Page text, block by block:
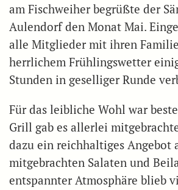
am Fischweiher begrüßte der
Aulendorf den Monat Mai.
alle Mitglieder mit ihren
herrlichem Frühlingswetter
Stunden in geselliger Runde
Für das leibliche Wohl war
Grill gab es allerlei
dazu ein reichhaltiges Angebot
mitgebrachten Salaten und
entspannter Atmosphäre blieb